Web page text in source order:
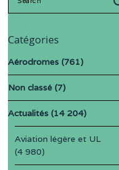
Catégories
Aérodromes (761)
Non classé (7)
Actualités (14 204)
Aviation légère et UL
(4 980)